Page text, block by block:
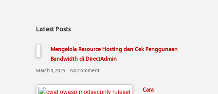
Latest Posts
Mengelola Resource Hosting dan Cek Penggunaan
Bandwidth di DirectAdmin
March 9, 2025 No Comment
Cara